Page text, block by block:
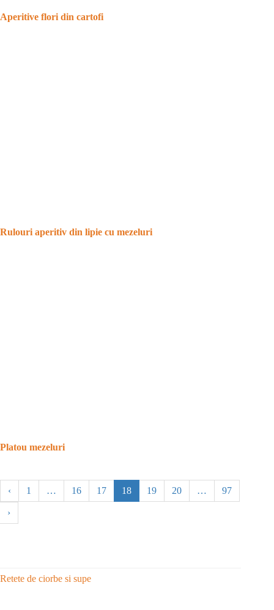
Aperitive flori din cartofi
Rulouri aperitiv din lipie cu mezeluri
Platou mezeluri
‹ 1 … 16 17 18 19 20 … 97
›
Retete de ciorbe si supe